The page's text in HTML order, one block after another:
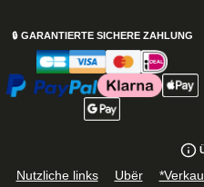
🔒 GARANTIERTE SICHERE ZAHLUNG
Nutzliche links Ubër